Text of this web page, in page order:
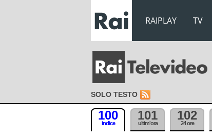
RAIPLAY TV
SOLO TESTO
100
indice
101
ultim'ora
102
24 ore